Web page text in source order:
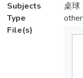
Subjects
桌球
Type
other
File(s)